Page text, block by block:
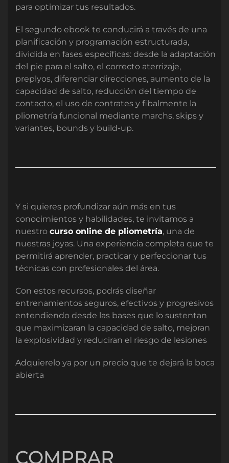
para optimizar tus resultados.
El segundo ebook te conducirá a través de una
planificación y programación estructurada,
dividida en fases específicas: desde la adaptación
del pie para el salto, el correcto aterrizaje,
preplyos, diferenciar direcciones, aumento de la
capacidad de salto, reducción del tiempo de
contacto, el uso de contrates y fibalmente la
pliometría funcional mediante marchs, skips y
variantes, bounds y build-up.
Y si quieres profundizar aún más en tus
conocimientos y habilidades, te invitamos a
nuestro curso online de pliometría, una de
nuestras joyas. Una experiencia completa que te
permitirá aprender, practicar y perfeccionar tus
técnicas con profesionales del área.
Con estos recursos, podrás diseñar
entrenamientos seguros, efectivos y progresivos
entendiendo desde las bases que lo sustentan
que maximizaran la capacidad de salto, mejoran
la explosividad y reduciran el riesgo de lesiones
Adquierelo ya por un precio que te dejará la boca
abierta
COMPRAR